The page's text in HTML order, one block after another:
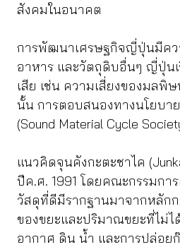
สังคมในอนาคต
การพัฒนาเศรษฐกิจญี่ปุ่นมีคว
อาหาร และวัตถุดิบอื่นๆ ญี่ปุ่น
เสีย เช่น ความเสี่ยงของมล
นั้น การตอบสนองทางนโยบา
(Sound Material Cycle
แนวคิดจุนคังกะตะชาไค
ปีค.ศ. 1991 โดยคณะกรรมก
วัสดุที่ดีมีรากฐานมาจากหลักก
ของขยะและปริมาณขยะที่ไม่
อากาศ ดิน น้ำ และการปล่อย